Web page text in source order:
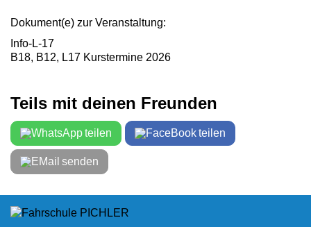
Dokument(e) zur Veranstaltung:
Info-L-17
B18, B12, L17 Kurstermine 2026
Teils mit deinen Freunden
teilen teilen
senden